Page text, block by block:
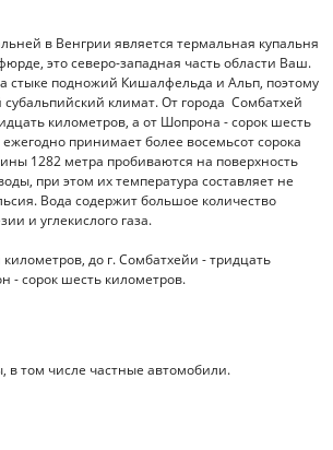
в Венгрии является термальная купальня
это северо-западная часть области Ваш.
стыке подножий Кишалфельда и Альп, поэтому
климат. От города Сомбатхей
километров, а от Шопрона - сорок шесть
принимает более восемьсот сорока
1282 метра пробиваются на поверхность
при этом их температура составляет не
Вода содержит большое количество
и углекислого газа.
до г. Сомбатхейи - тридцать
- сорок шесть километров.
в том числе частные автомобили.